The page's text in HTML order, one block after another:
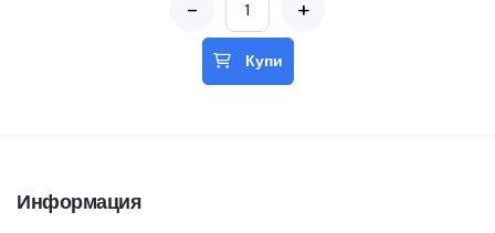
- +
Купи
Информация